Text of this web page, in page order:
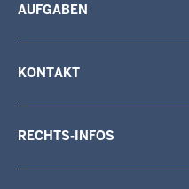
AUFGABEN
KONTAKT
RECHTS-INFOS